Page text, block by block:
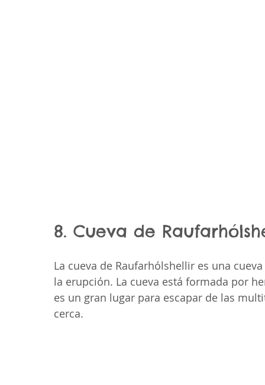
8. Cueva de
La cueva de Raufarhólshellir es una
la erupción. La cueva está formada por
es un gran lugar para escapar de las
cerca.